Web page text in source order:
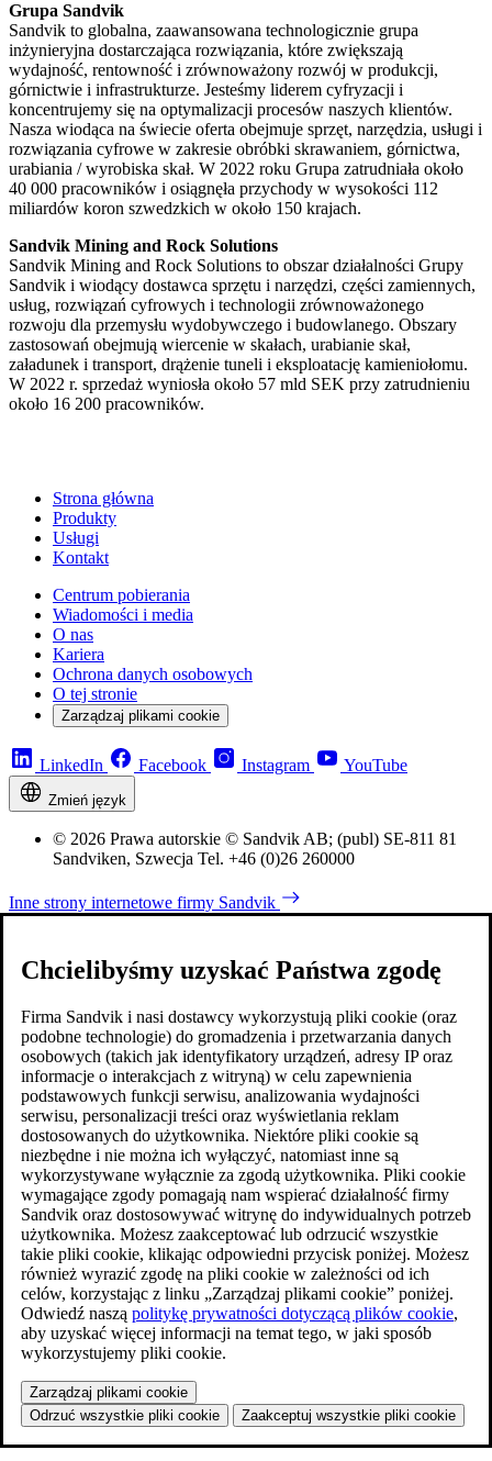
Grupa Sandvik
Sandvik to globalna, zaawansowana technologicznie grupa
inżynieryjna dostarczająca rozwiązania, które zwiększają
wydajność, rentowność i zrównoważony rozwój w produkcji,
górnictwie i infrastrukturze. Jesteśmy liderem cyfryzacji i
koncentrujemy się na optymalizacji procesów naszych klientów.
Nasza wiodąca na świecie oferta obejmuje sprzęt, narzędzia, usługi i
rozwiązania cyfrowe w zakresie obróbki skrawaniem, górnictwa,
urabiania / wyrobiska skał. W 2022 roku Grupa zatrudniała około
40 000 pracowników i osiągnęła przychody w wysokości 112
miliardów koron szwedzkich w około 150 krajach.
Sandvik Mining and Rock Solutions
Sandvik Mining and Rock Solutions to obszar działalności Grupy
Sandvik i wiodący dostawca sprzętu i narzędzi, części zamiennych,
usług, rozwiązań cyfrowych i technologii zrównoważonego
rozwoju dla przemysłu wydobywczego i budowlanego. Obszary
zastosowań obejmują wiercenie w skałach, urabianie skał,
załadunek i transport, drążenie tuneli i eksploatację kamieniołomu.
W 2022 r. sprzedaż wyniosła około 57 mld SEK przy zatrudnieniu
około 16 200 pracowników.
Strona główna
Produkty
Usługi
Kontakt
Centrum pobierania
Wiadomości i media
O nas
Kariera
Ochrona danych osobowych
O tej stronie
Zarządzaj plikami cookie
LinkedIn Facebook Instagram YouTube
Zmień język
© 2026 Prawa autorskie © Sandvik AB; (publ) SE-811 81
Sandviken, Szwecja Tel. +46 (0)26 260000
Inne strony internetowe firmy Sandvik
Chcielibyśmy uzyskać Państwa zgodę
Firma Sandvik i nasi dostawcy wykorzystują pliki cookie (oraz
podobne technologie) do gromadzenia i przetwarzania danych
osobowych (takich jak identyfikatory urządzeń, adresy IP oraz
informacje o interakcjach z witryną) w celu zapewnienia
podstawowych funkcji serwisu, analizowania wydajności
serwisu, personalizacji treści oraz wyświetlania reklam
dostosowanych do użytkownika. Niektóre pliki cookie są
niezbędne i nie można ich wyłączyć, natomiast inne są
wykorzystywane wyłącznie za zgodą użytkownika. Pliki cookie
wymagające zgody pomagają nam wspierać działalność firmy
Sandvik oraz dostosowywać witrynę do indywidualnych potrzeb
użytkownika. Możesz zaakceptować lub odrzucić wszystkie
takie pliki cookie, klikając odpowiedni przycisk poniżej. Możesz
również wyrazić zgodę na pliki cookie w zależności od ich
celów, korzystając z linku „Zarządzaj plikami cookie” poniżej.
Odwiedź naszą politykę prywatności dotyczącą plików cookie,
aby uzyskać więcej informacji na temat tego, w jaki sposób
wykorzystujemy pliki cookie.
Zarządzaj plikami cookie
Odrzuć wszystkie pliki cookie
Zaakceptuj wszystkie pliki cookie